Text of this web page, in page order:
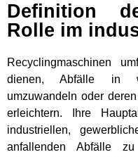
Definition
Rolle im
Recyclingmaschinen
dienen, Abfälle in
umzuwandeln oder
erleichtern. Ihre
industriellen,
anfallenden Abfälle